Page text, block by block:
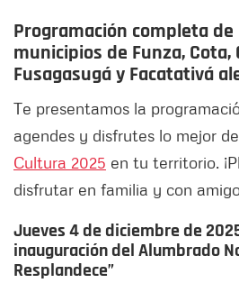
Programación completa de
municipios de Funza, Cota,
Fusagasugá y Facatativá
Te presentamos la
agendes y disfrutes lo mejor
Cultura 2025 en tu territorio.
disfrutar en familia y con
Jueves 4 de diciembre de
inauguración del Alumbrado
Resplandece”